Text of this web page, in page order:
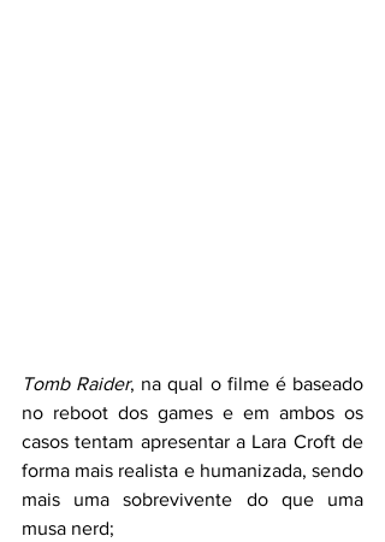
Tomb Raider, na qual o filme é baseado
no reboot dos games e em ambos os
casos tentam apresentar a Lara Croft de
forma mais realista e humanizada, sendo
mais uma sobrevivente do que uma
musa nerd;